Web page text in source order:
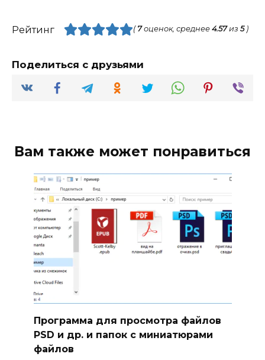
Рейтинг ( 7оценок, среднее 4.57из 5)
Поделиться с друзьями
Вам также может понравиться
Программа для просмотра файлов
PSD и др. и папок с миниатюрами
файлов